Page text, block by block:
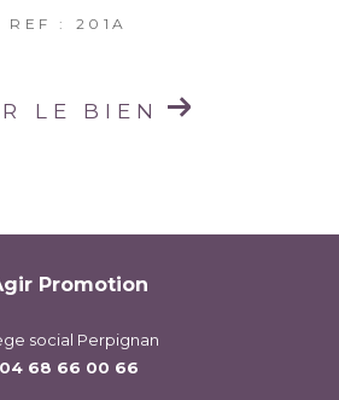
REF : 201A
LE BIEN
Promotion
social Perpignan
04 68 66 00 66